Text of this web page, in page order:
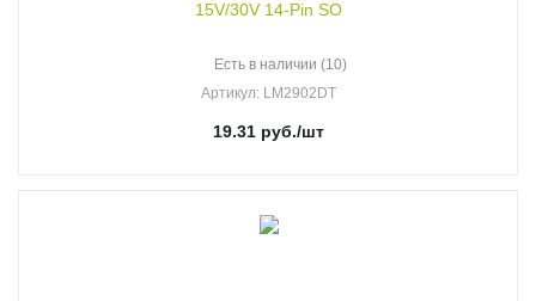
15V/30V 14-Pin SO
Есть в наличии (10)
Артикул: LM2902DT
19.31 руб./шт